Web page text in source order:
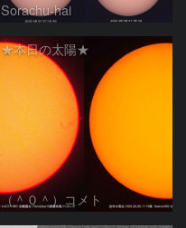
Sorachu-hai
★本日の太陽★
（＾０＾）コメト